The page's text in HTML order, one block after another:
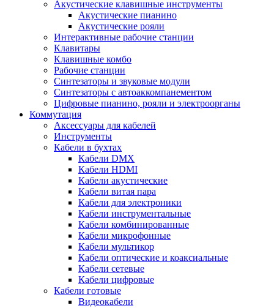
Акустические клавишные инструменты
Акустические пианино
Акустические рояли
Интерактивные рабочие станции
Клавитары
Клавишные комбо
Рабочие станции
Синтезаторы и звуковые модули
Синтезаторы с автоаккомпанементом
Цифровые пианино, рояли и электроорганы
Коммутация
Аксессуары для кабелей
Инструменты
Кабели в бухтах
Кабели DMX
Кабели HDMI
Кабели акустические
Кабели витая пара
Кабели для электроники
Кабели инструментальные
Кабели комбинированные
Кабели микрофонные
Кабели мультикор
Кабели оптические и коаксиальные
Кабели сетевые
Кабели цифровые
Кабели готовые
Видеокабели